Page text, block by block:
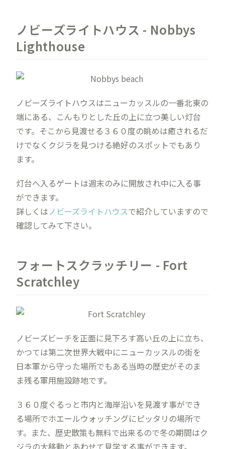
ノビーズライトハウス - Nobbys
Lighthouse
ノビーズライトハウスはニューカッスルの一番北東の
端にある、こんもりとした丘の上に立つ美しい灯台
です。そこから見渡せる３６０度の眺めは癒されるだ
けでなくクジラを見つける絶好のスポットでもあり
ます。
灯台へ入るゲートは週末のみに開放され中に入る事
ができます。
詳しくはノビーズライトハウスで紹介していますので
確認してみて下さい。
フォートスクラッチリー - Fort
Scratchley
ノビーズビーチを正面に見下ろす高い丘の上に立ち、
かつては第二次世界大戦中にニューカッスルの街を
日本軍から守った場所でもある当時の歴史がそのま
ま残る軍用施設跡地です。
３６０度ぐるっと市内と海岸沿いを見渡す事ができ
る場所でホエールウォッチングにピッタリの場所で
す。また、歴史散策も無料で出来るので冬の期間はク
ジラの大移動とあわせて見学する事ができます。